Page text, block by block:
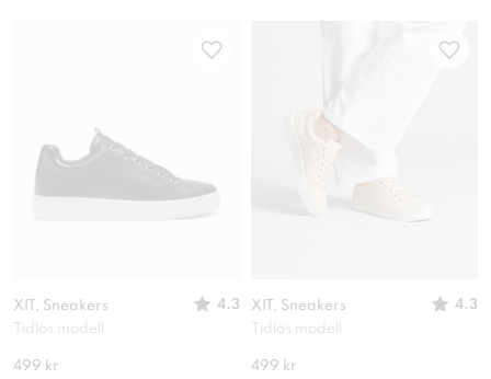
XIT, Sneakers
4.3
Tidlös modell
499 kr
XIT, Sneakers
4.3
Tidlös modell
499 kr